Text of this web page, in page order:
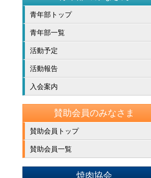
青年部トップ
青年部一覧
活動予定
活動報告
入会案内
賛助会員のみなさま
賛助会員トップ
賛助会員一覧
焼肉協会